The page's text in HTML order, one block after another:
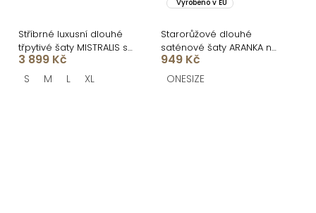
Stříbrné luxusní dlouhé
třpytivé šaty MISTRALIS s
rozparkem
3 899 Kč
S M L XL
Vyrobeno v EU
Starorůžové dlouhé
saténové šaty ARANKA na
ramínka
949 Kč
ONESIZE